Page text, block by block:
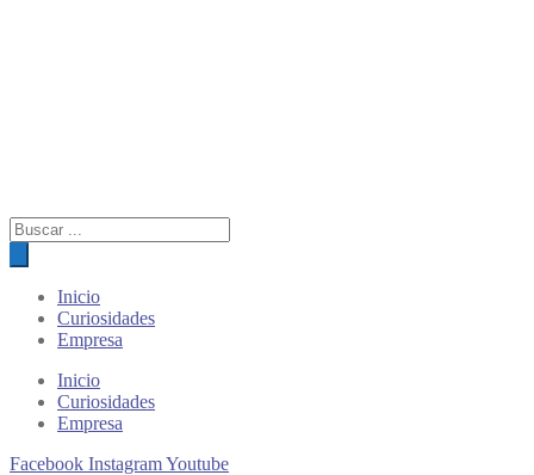
Búsqueda
de
productos
Inicio
Curiosidades
Empresa
Inicio
Curiosidades
Empresa
Facebook InstagramYoutube